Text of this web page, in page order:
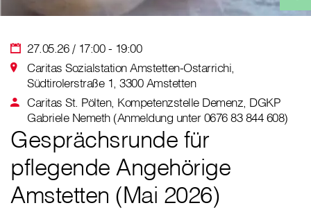
27.05.26 / 17:00 - 19:00
Caritas Sozialstation Amstetten-Ostarrichi,
Südtirolerstraße 1, 3300 Amstetten
Caritas St. Pölten, Kompetenzstelle Demenz, DGKP
Gabriele Nemeth (Anmeldung unter 0676 83 844 608)
Gesprächsrunde für
pflegende Angehörige
Amstetten (Mai 2026)